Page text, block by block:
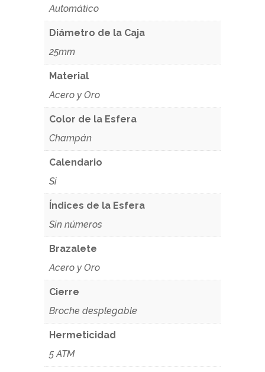
Automático
Diámetro de la Caja
25mm
Material
Acero y Oro
Color de la Esfera
Champán
Calendario
Si
Índices de la Esfera
Sin números
Brazalete
Acero y Oro
Cierre
Broche desplegable
Hermeticidad
5 ATM